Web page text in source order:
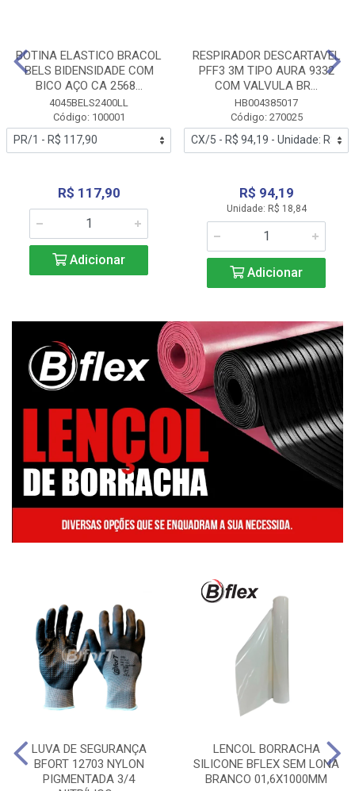
BOTINA ELASTICO BRACOL
BELS BIDENSIDADE COM
BICO AÇO CA 2568...
4045BELS2400LL
Código: 100001
R$ 117,90
Adicionar
RESPIRADOR DESCARTAVEL
PFF3 3M TIPO AURA 9332
COM VALVULA BR...
HB004385017
Código: 270025
R$ 94,19
Unidade: R$ 18,84
Adicionar
LUVA DE SEGURANÇA
BFORT 12703 NYLON
PIGMENTADA 3/4
LENCOL BORRACHA
SILICONE BFLEX SEM LONA
BRANCO 01,6X1000MM